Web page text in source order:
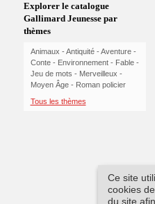
Explorer le catalogue
Gallimard Jeunesse par
thèmes
Animaux - Antiquité - Aventure -
Conte - Environnement - Fable -
Jeu de mots - Merveilleux -
Moyen Âge - Roman policier
Tous les thèmes
Ce site
cookies
du site